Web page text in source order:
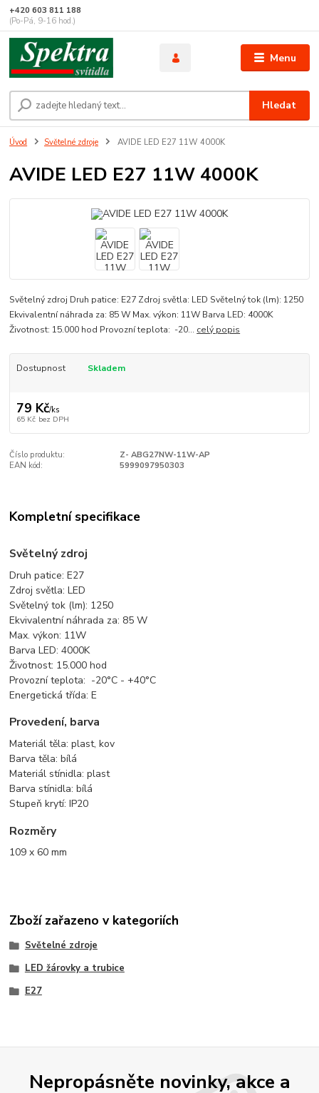
Menu
Hledat
+420 603 811 188
(Po-Pá, 9-16 hod.)
Úvod Světelné zdroje AVIDE LED E27 11W 4000K
AVIDE LED E27 11W 4000K
Světelný zdroj Druh patice: E27 Zdroj světla: LED Světelný tok (lm): 1250
Ekvivalentní náhrada za: 85 W Max. výkon: 11W Barva LED: 4000K
Životnost: 15.000 hod Provozní teplota: -20... celý popis
Dostupnost Skladem
79 Kč/ks
65 Kč bez DPH
Číslo produktu:
Z- ABG27NW-11W-AP
EAN kód:
5999097950303
Kompletní specifikace
Světelný zdroj
Druh patice: E27
Zdroj světla: LED
Světelný tok (lm): 1250
Ekvivalentní náhrada za: 85 W
Max. výkon: 11W
Barva LED: 4000K
Životnost: 15.000 hod
Provozní teplota: -20°C - +40°C
Energetická třída: E
Provedení, barva
Materiál těla: plast, kov
Barva těla: bílá
Materiál stínidla: plast
Barva stínidla: bílá
Stupeň krytí: IP20
Rozměry
109 x 60 mm
Zboží zařazeno v kategoriích
Světelné zdroje
LED žárovky a trubice
E27
Nepropásněte novinky, akce a